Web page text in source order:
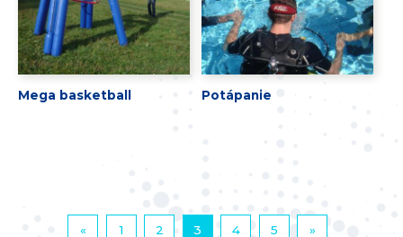
Mega basketball Potápanie
« 1 2 3 4 5 »